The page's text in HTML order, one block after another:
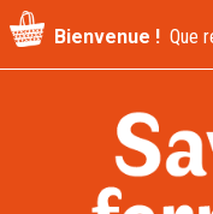
Recherche
pour
Bienvenue !